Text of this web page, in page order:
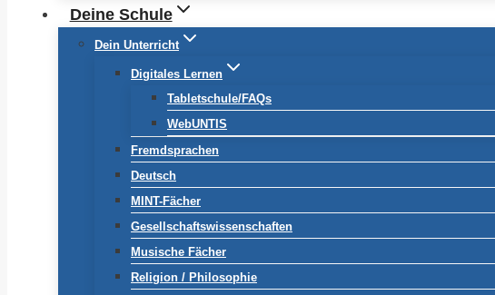
Deine Schule
Dein Unterricht
Digitales Lernen
Tabletschule/FAQs
WebUNTIS
Fremdsprachen
Deutsch
MINT-Fächer
Gesellschaftswissenschaften
Musische Fächer
Religion / Philosophie